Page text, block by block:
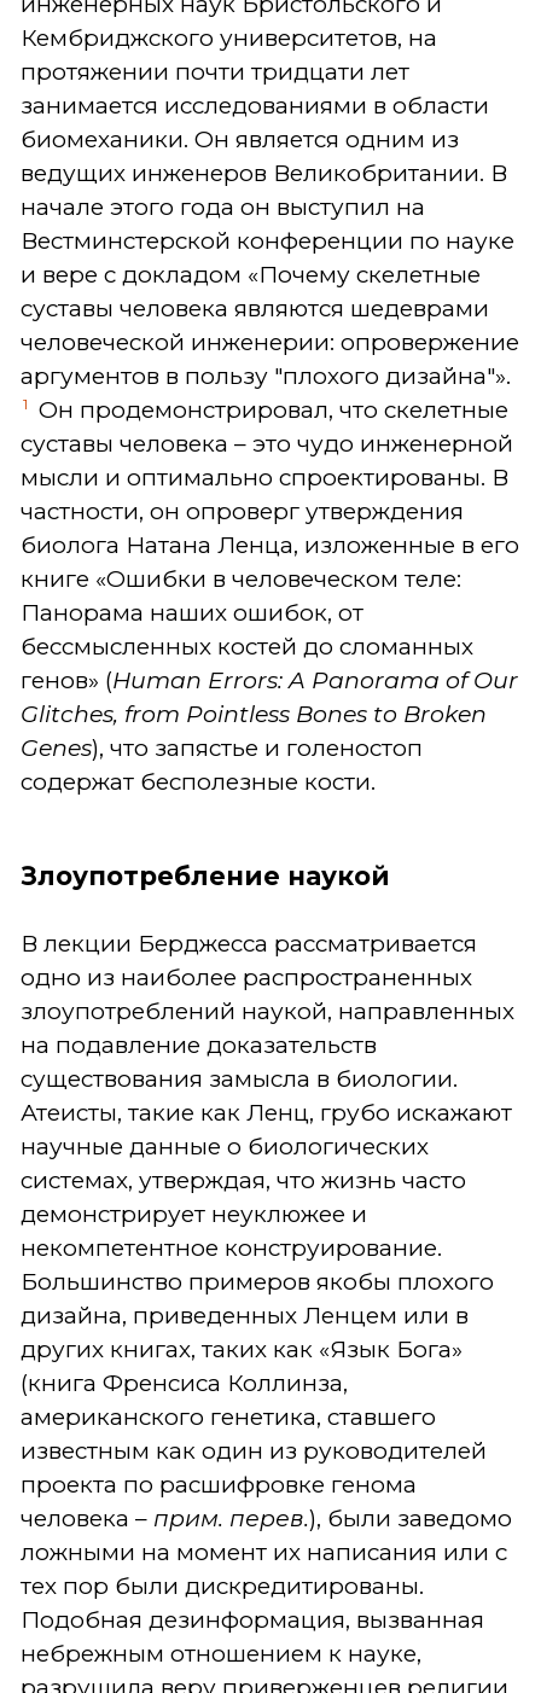
Кембриджского университетов, на
протяжении почти тридцати лет
занимается исследованиями в области
биомеханики. Он является одним из
ведущих инженеров Великобритании. В
начале этого года он выступил на
Вестминстерской конференции по науке
и вере с докладом «Почему скелетные
суставы человека являются шедеврами
человеческой инженерии: опровержение
аргументов в пользу "плохого дизайна"».
1
Он продемонстрировал, что скелетные
суставы человека – это чудо инженерной
мысли и оптимально спроектированы. В
частности, он опроверг утверждения
биолога Натана Ленца, изложенные в его
книге «Ошибки в человеческом теле:
Панорама наших ошибок, от
бессмысленных костей до сломанных
генов» (Human Errors: A Panorama of Our
Glitches, from Pointless Bones to Broken
Genes), что запястье и голеностоп
содержат бесполезные кости.
Злоупотребление наукой
В лекции Берджесса рассматривается
одно из наиболее распространенных
злоупотреблений наукой, направленных
на подавление доказательств
существования замысла в биологии.
Атеисты, такие как Ленц, грубо искажают
научные данные о биологических
системах, утверждая, что жизнь часто
демонстрирует неуклюжее и
некомпетентное конструирование.
Большинство примеров якобы плохого
дизайна, приведенных Ленцем или в
других книгах, таких как «Язык Бога»
(книга Френсиса Коллинза,
американского генетика, ставшего
известным как один из руководителей
проекта по расшифровке генома
человека – прим. перев.), были заведомо
ложными на момент их написания или с
тех пор были дискредитированы.
Подобная дезинформация, вызванная
небрежным отношением к науке,